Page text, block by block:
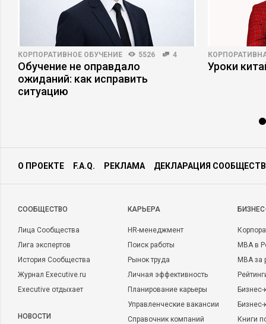
КОРПОРАТИВНОЕ ОБУЧЕНИЕ 5526 4
Обучение не оправдало
ожиданий: как исправить
ситуацию
Уроки
О ПРОЕКТЕ F.A.Q. РЕКЛАМА ДЕКЛАРАЦИЯ
CООБЩЕСТВО
Лица Сообщества
Лига экспертов
История Сообщества
Журнал Executive.ru
Executive отдыхает
НОВОСТИ
КАРЬЕРА
HR-менеджмент
Поиск работы
Рынок труда
Личная эффективность
Планирование карьеры
Управленческие вакансии
Справочник компаний
MBA в
MBA
Бизнес-
Книги